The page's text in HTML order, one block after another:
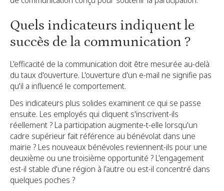
Quels indicateurs indiquent le
succès de la communication ?
L'efficacité de la communication doit être mesurée au-delà
du taux d'ouverture. L'ouverture d'un e-mail ne signifie pas
qu'il a influencé le comportement.
Des indicateurs plus solides examinent ce qui se passe
ensuite. Les employés qui cliquent s'inscrivent-ils
réellement ? La participation augmente-t-elle lorsqu'un
cadre supérieur fait référence au bénévolat dans une
mairie ? Les nouveaux bénévoles reviennent-ils pour une
deuxième ou une troisième opportunité ? L'engagement
est-il stable d'une région à l'autre ou est-il concentré dans
quelques poches ?